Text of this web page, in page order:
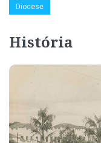
Diocese
História